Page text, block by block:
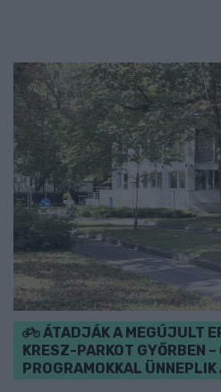
ÁTADJÁK A MEGÚJULT
KRESZ-PARKOT GYŐRBEN –
PROGRAMOKKAL